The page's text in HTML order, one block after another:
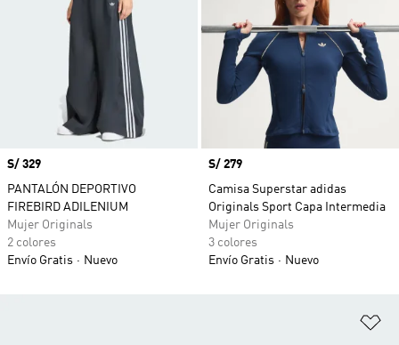
Precio
S/ 329
PANTALÓN DEPORTIVO
FIREBIRD ADILENIUM
Mujer Originals
2 colores
Envío Gratis
Nuevo
Precio
S/ 279
Camisa Superstar adidas
Originals Sport Capa Intermedia
Mujer Originals
3 colores
Envío Gratis
Nuevo